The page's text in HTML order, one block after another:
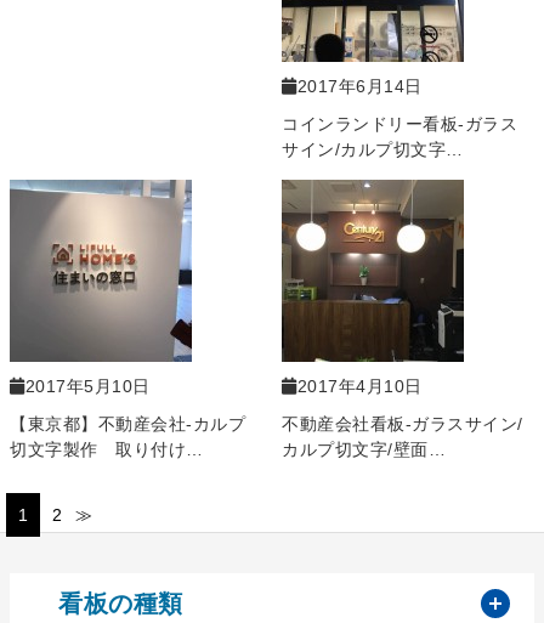
2017年6月14日
コインランドリー看板-ガラス
サイン/カルプ切文字…
2017年5月10日
【東京都】不動産会社-カルプ
切文字製作 取り付け…
2017年4月10日
不動産会社看板-ガラスサイン/
カルプ切文字/壁面…
1 2 ≫
看板の種類